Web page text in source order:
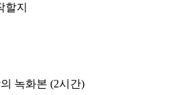
할지
녹화본 (2시간)